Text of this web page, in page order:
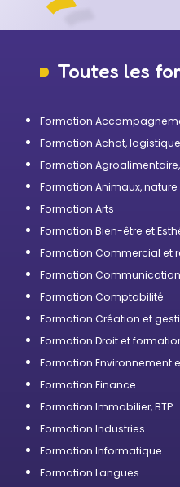
Toutes les
Formation
Formation Achat,
Formation Agroalimentaire,
Formation Animaux, nature
Formation Arts
Formation Bien-être et
Formation Commercial et
Formation
Formation Comptabilité
Formation Création et
Formation Droit et
Formation Environnement
Formation Finance
Formation Immobilier, BTP
Formation Industries
Formation Informatique
Formation Langues